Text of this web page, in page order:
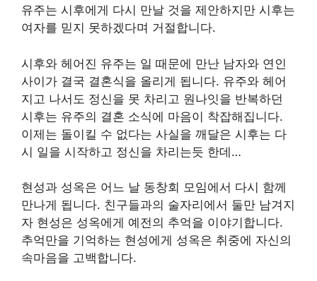
유주는 시후에게 다시 만날 것을 제안하지만 시후는
여자를 믿지 못하겠다며 거절합니다.
시후와 헤어진 유주는 일 때문에 만난 남자와 연인
사이가 결국 결혼식을 올리게 됩니다. 유주와 헤어
지고 나서도 정신을 못 차리고 원나잇을 반복하던
시후는 유주의 결혼 소식에 마음이 착잡해집니다.
이제는 돌이킬 수 없다는 사실을 깨달은 시후는 다
시 일을 시작하고 정신을 차리는듯 한데…
현성과 성옥은 어느 날 동창회 모임에서 다시 함께
만나게 됩니다. 친구들과의 술자리에서 둘만 남겨지
자 현성은 성옥에게 예전의 추억을 이야기합니다.
추억만을 기억하는 현성에게 성옥은 취중에 자신의
속마음을 고백합니다.